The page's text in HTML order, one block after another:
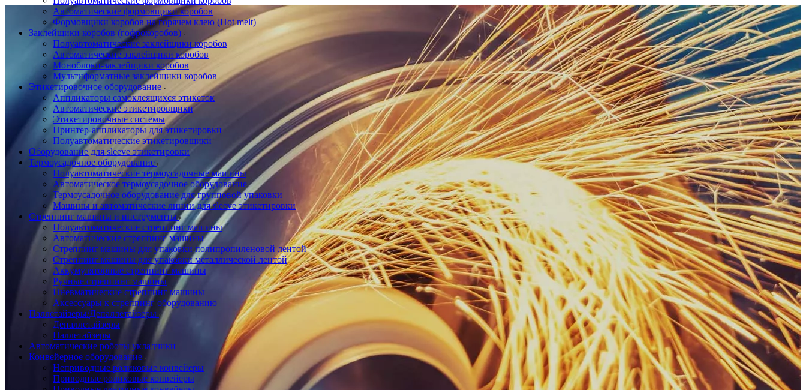
Автоматические формовщики коробов
Формовщики коробов на горячем клею (Hot melt)
Заклейщики коробов (гофрокоробов)
Полуавтоматические заклейщики коробов
Автоматические заклейщики коробов
Моноблоки-заклейщики коробов
Мультиформатные заклейщики коробов
Этикетировочное оборудование
Аппликаторы самоклеящихся этикеток
Автоматические этикетировщики
Этикетировочные системы
Принтер-аппликаторы для этикетировки
Полуавтоматические этикетировщики
Оборудование для sleeve этикетировки
Термоусадочное оборудование
Полуавтоматические термоусадочные машины
Автоматическое термоусадочное оборудование
Термоусадочное оборудование для групповой упаковки
Машины и автоматические линии для sleeve этикетировки
Стреппинг машины и инструменты
Полуавтоматические стреппинг машины
Автоматические стреппинг машины
Стреппинг машины для упаковки полипропиленовой лентой
Стреппинг машины для упаковки металлической лентой
Аккумуляторные стреппинг машины
Ручные стреппинг машины
Пневматические стреппинг машины
Аксессуары к стреппинг оборудованию
Паллетайзеры/Депаллетайзеры
Депаллетайзеры
Паллетайзеры
Автоматические роботы укладчики
Конвейерное оборудование
Неприводные роликовые конвейеры
Приводные роликовые конвейеры